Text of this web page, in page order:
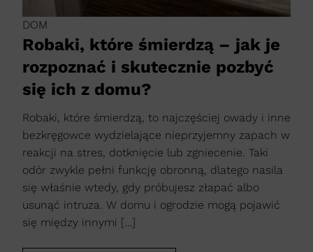
DOM
Robaki, które śmierdzą – jak je
rozpoznać i skutecznie pozbyć
się ich z domu?
Robaki, które śmierdzą, to najczęściej owady i inne
bezkręgowce wydzielające nieprzyjemny zapach w
reakcji na stres, dotknięcie lub zgniecenie. Taki
odór zwykle pełni funkcję obronną, dlatego nasila
się właśnie wtedy, gdy próbujesz złapać albo
usunąć intruza. W domu i ogrodzie mogą pojawić
się między innymi […]